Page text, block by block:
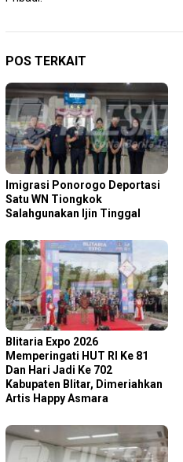
POS TERKAIT
Imigrasi Ponorogo Deportasi
Satu WN Tiongkok
Salahgunakan Ijin Tinggal
Blitaria Expo 2026
Memperingati HUT RI Ke 81
Dan Hari Jadi Ke 702
Kabupaten Blitar, Dimeriahkan
Artis Happy Asmara